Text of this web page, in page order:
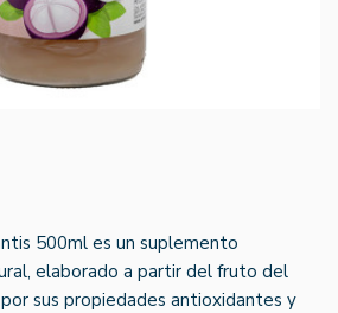
500ml es un suplemento
elaborado a partir del fruto del
sus propiedades antioxidantes y